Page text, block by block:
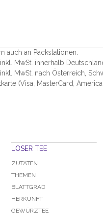
auch an Packstationen.
MwSt. innerhalb
MwSt. nach Österreich,
(Visa, MasterCard,
LOSER TEE
ZUTATEN
THEMEN
BLATTGRAD
HERKUNFT
GEWÜRZTEE